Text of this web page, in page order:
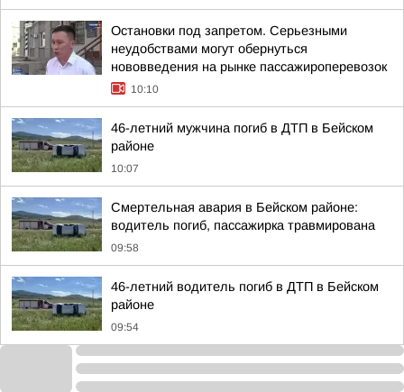
Остановки под запретом. Серьезными
неудобствами могут обернуться
нововведения на рынке пассажироперевозок
10:10
46-летний мужчина погиб в ДТП в Бейском
районе
10:07
Смертельная авария в Бейском районе:
водитель погиб, пассажирка травмирована
09:58
46-летний водитель погиб в ДТП в Бейском
районе
09:54